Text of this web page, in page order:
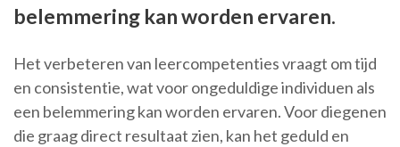
belemmering kan worden ervaren.
Het verbeteren van leercompetenties vraagt om tijd
en consistentie, wat voor ongeduldige individuen als
een belemmering kan worden ervaren. Voor diegenen
die graag direct resultaat zien, kan het geduld en